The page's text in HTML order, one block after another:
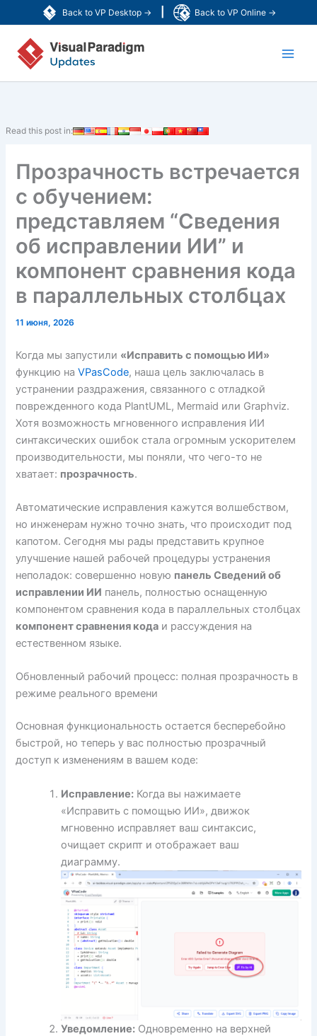
Back to VP Desktop → Back to VP Online →
к
содержимому
Read this post in:
Прозрачность встречается
с обучением:
представляем “Сведения
об исправлении ИИ” и
компонент сравнения кода
в параллельных столбцах
11 июня, 2026
Когда мы запустили «Исправить с помощью ИИ»
функцию наVPasCode, наша цель заключалась в
устранении раздражения, связанного с отладкой
поврежденного кода PlantUML, Mermaid или Graphviz.
Хотя возможность мгновенного исправления ИИ
синтаксических ошибок стала огромным ускорителем
производительности, мы поняли, что чего-то не
хватает: прозрачность.
Автоматические исправления кажутся волшебством,
но инженерам нужно точно знать, что происходит под
капотом. Сегодня мы рады представить крупное
улучшение нашей рабочей процедуры устранения
неполадок: совершенно новую панель Сведений об
исправлении ИИ панель, полностью оснащенную
компонентом сравнения кода в параллельных столбцах
компонент сравнения кода и рассуждения на
естественном языке.
Обновленный рабочий процесс: полная прозрачность в
режиме реального времени
Основная функциональность остается бесперебойно
быстрой, но теперь у вас полностью прозрачный
доступ к изменениям в вашем коде:
Исправление: Когда вы нажимаете
«Исправить с помощью ИИ», движок
мгновенно исправляет ваш синтаксис,
очищает скрипт и отображает ваш
диаграмму.
Уведомление: Одновременно на верхней